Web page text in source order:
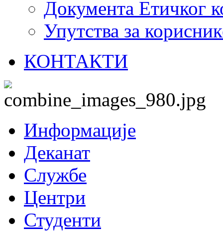
Документа Етичког
Упутства за
КОНТАКТИ
Информације
Деканат
Службе
Центри
Студенти